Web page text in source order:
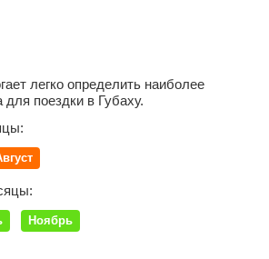
легко определить наиболее
поездки в Губаху.
Ноябрь